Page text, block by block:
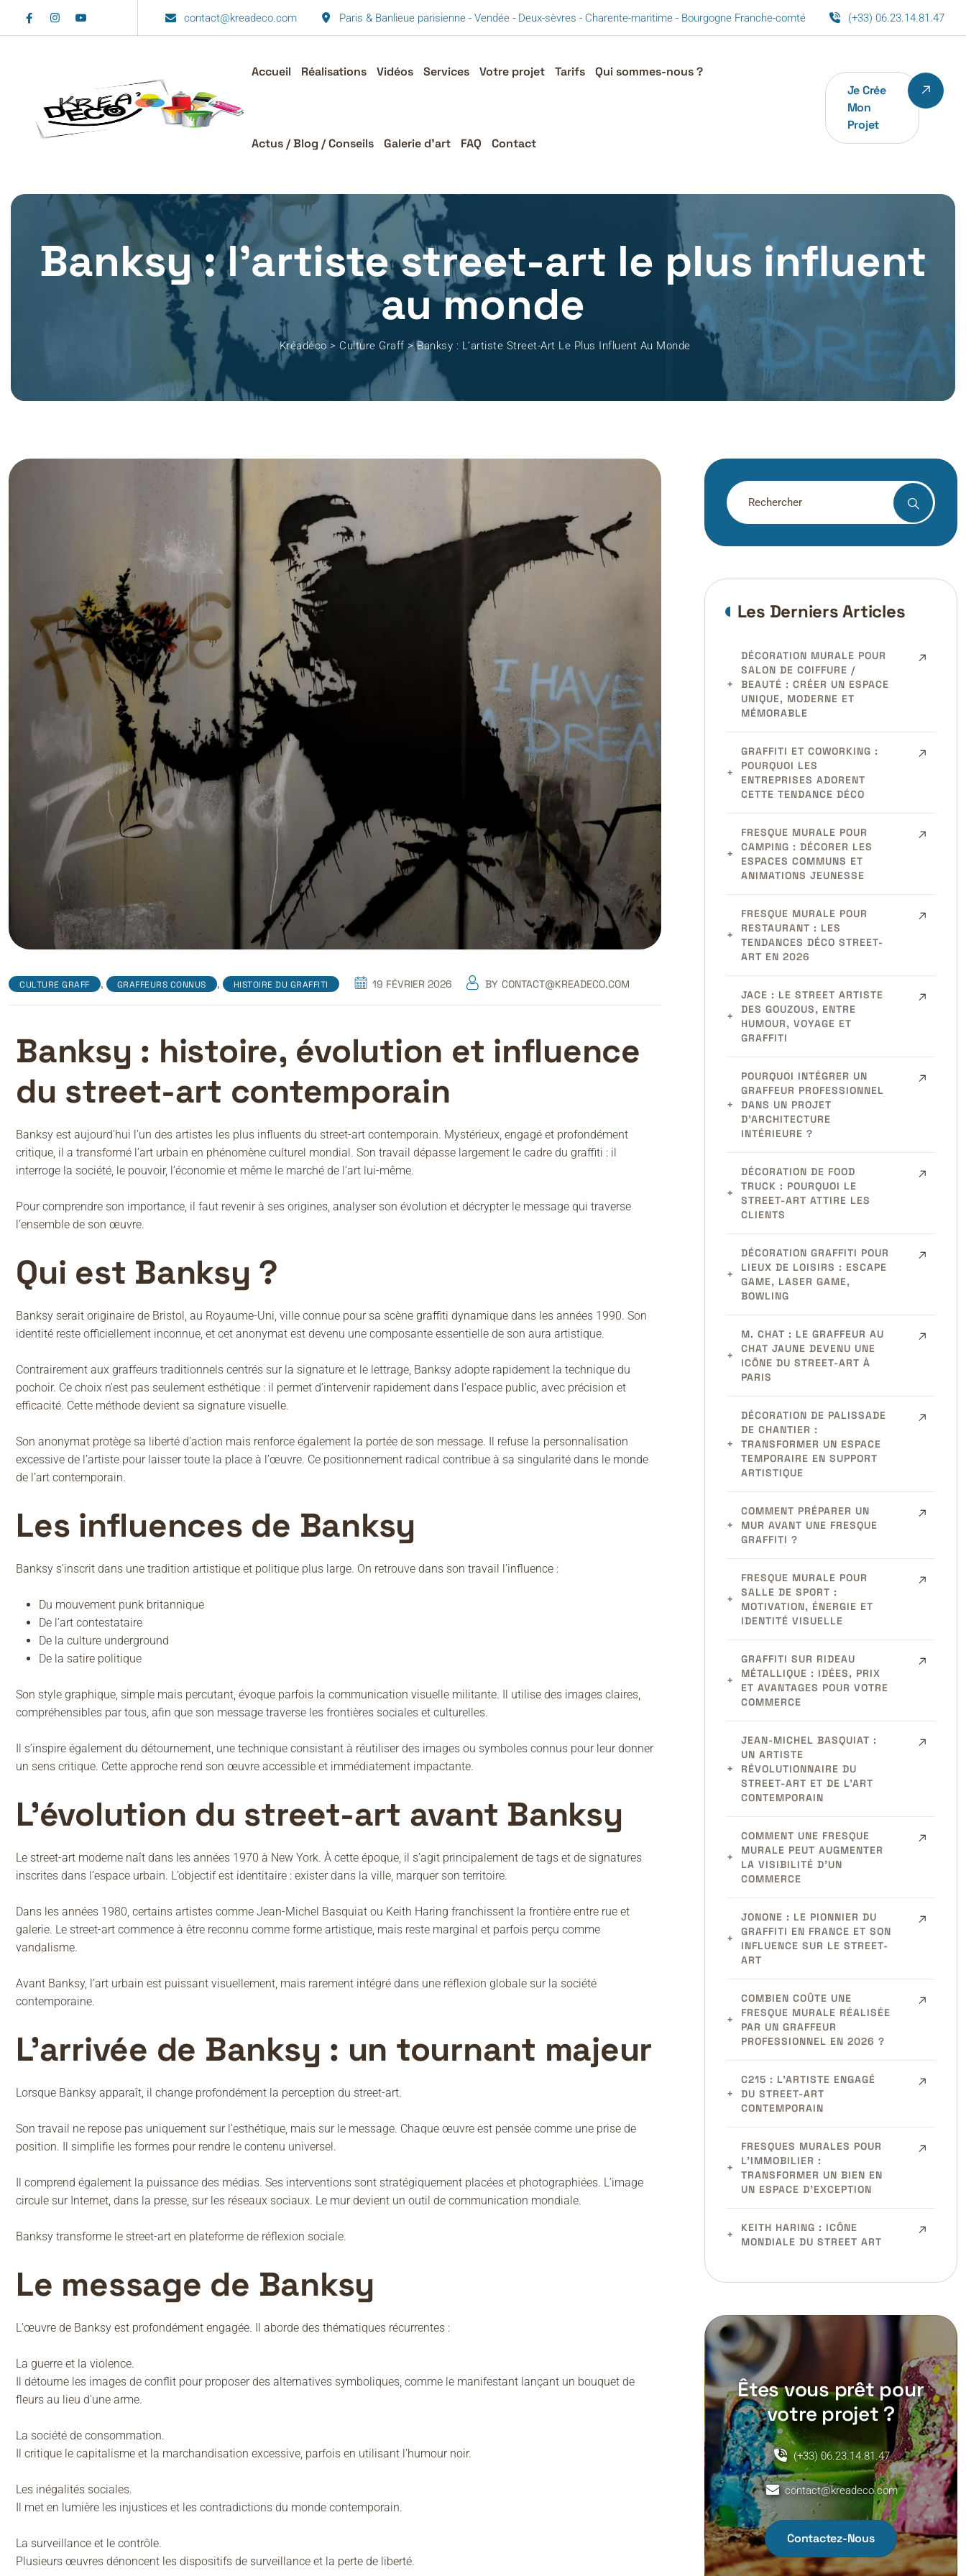
contact@kreadeco.com Paris & Banlieue parisienne - Vendée - Deux-sèvres - Charente-maritime - Bourgogne Franche-comté (+33) 06.23.14.81.47
Accueil Réalisations Vidéos Services Votre projet Tarifs Qui sommes-nous ?
Actus / Blog / Conseils Galerie d’art FAQ Contact
Je Crée
Mon
Projet
Banksy : l’artiste street-art le plus influent
au monde
Kréadéco > Culture Graff >Banksy : L’artiste Street-Art Le Plus Influent Au Monde
CULTURE GRAFF , GRAFFEURS CONNUS , HISTOIRE DU GRAFFITI 19 FÉVRIER 2026 BY CONTACT@KREADECO.COM
Banksy : histoire, évolution et influence
du street-art contemporain
Banksy est aujourd’hui l’un des artistes les plus influents du street-art contemporain. Mystérieux, engagé et profondément
critique, il a transformé l’art urbain en phénomène culturel mondial. Son travail dépasse largement le cadre du graffiti : il
interroge la société, le pouvoir, l’économie et même le marché de l’art lui-même.
Pour comprendre son importance, il faut revenir à ses origines, analyser son évolution et décrypter le message qui traverse
l’ensemble de son œuvre.
Qui est Banksy ?
Banksy serait originaire de Bristol, au Royaume-Uni, ville connue pour sa scène graffiti dynamique dans les années 1990. Son
identité reste officiellement inconnue, et cet anonymat est devenu une composante essentielle de son aura artistique.
Contrairement aux graffeurs traditionnels centrés sur la signature et le lettrage, Banksy adopte rapidement la technique du
pochoir. Ce choix n’est pas seulement esthétique : il permet d’intervenir rapidement dans l’espace public, avec précision et
efficacité. Cette méthode devient sa signature visuelle.
Son anonymat protège sa liberté d’action mais renforce également la portée de son message. Il refuse la personnalisation
excessive de l’artiste pour laisser toute la place à l’œuvre. Ce positionnement radical contribue à sa singularité dans le monde
de l’art contemporain.
Les influences de Banksy
Banksy s’inscrit dans une tradition artistique et politique plus large. On retrouve dans son travail l’influence :
Du mouvement punk britannique
De l’art contestataire
De la culture underground
De la satire politique
Son style graphique, simple mais percutant, évoque parfois la communication visuelle militante. Il utilise des images claires,
compréhensibles par tous, afin que son message traverse les frontières sociales et culturelles.
Il s’inspire également du détournement, une technique consistant à réutiliser des images ou symboles connus pour leur donner
un sens critique. Cette approche rend son œuvre accessible et immédiatement impactante.
L’évolution du street-art avant Banksy
Le street-art moderne naît dans les années 1970 à New York. À cette époque, il s’agit principalement de tags et de signatures
inscrites dans l’espace urbain. L’objectif est identitaire : exister dans la ville, marquer son territoire.
Dans les années 1980, certains artistes comme Jean-Michel Basquiat ou Keith Haring franchissent la frontière entre rue et
galerie. Le street-art commence à être reconnu comme forme artistique, mais reste marginal et parfois perçu comme
vandalisme.
Avant Banksy, l’art urbain est puissant visuellement, mais rarement intégré dans une réflexion globale sur la société
contemporaine.
L’arrivée de Banksy : un tournant majeur
Lorsque Banksy apparaît, il change profondément la perception du street-art.
Son travail ne repose pas uniquement sur l’esthétique, mais sur le message. Chaque œuvre est pensée comme une prise de
position. Il simplifie les formes pour rendre le contenu universel.
Il comprend également la puissance des médias. Ses interventions sont stratégiquement placées et photographiées. L’image
circule sur Internet, dans la presse, sur les réseaux sociaux. Le mur devient un outil de communication mondiale.
Banksy transforme le street-art en plateforme de réflexion sociale.
Le message de Banksy
L’œuvre de Banksy est profondément engagée. Il aborde des thématiques récurrentes :
La guerre et la violence.
Il détourne les images de conflit pour proposer des alternatives symboliques, comme le manifestant lançant un bouquet de
fleurs au lieu d’une arme.
La société de consommation.
Il critique le capitalisme et la marchandisation excessive, parfois en utilisant l’humour noir.
Les inégalités sociales.
Il met en lumière les injustices et les contradictions du monde contemporain.
La surveillance et le contrôle.
Plusieurs œuvres dénoncent les dispositifs de surveillance et la perte de liberté.
Les Derniers Articles
DÉCORATION MURALE POUR
SALON DE COIFFURE /
BEAUTÉ : CRÉER UN ESPACE
UNIQUE, MODERNE ET
MÉMORABLE
GRAFFITI ET COWORKING :
POURQUOI LES
ENTREPRISES ADORENT
CETTE TENDANCE DÉCO
FRESQUE MURALE POUR
CAMPING : DÉCORER LES
ESPACES COMMUNS ET
ANIMATIONS JEUNESSE
FRESQUE MURALE POUR
RESTAURANT : LES
TENDANCES DÉCO STREET-
ART EN 2026
JACE : LE STREET ARTISTE
DES GOUZOUS, ENTRE
HUMOUR, VOYAGE ET
GRAFFITI
POURQUOI INTÉGRER UN
GRAFFEUR PROFESSIONNEL
DANS UN PROJET
D’ARCHITECTURE
INTÉRIEURE ?
DÉCORATION DE FOOD
TRUCK : POURQUOI LE
STREET-ART ATTIRE LES
CLIENTS
DÉCORATION GRAFFITI POUR
LIEUX DE LOISIRS : ESCAPE
GAME, LASER GAME,
BOWLING
M. CHAT : LE GRAFFEUR AU
CHAT JAUNE DEVENU UNE
ICÔNE DU STREET-ART À
PARIS
DÉCORATION DE PALISSADE
DE CHANTIER :
TRANSFORMER UN ESPACE
TEMPORAIRE EN SUPPORT
ARTISTIQUE
COMMENT PRÉPARER UN
MUR AVANT UNE FRESQUE
GRAFFITI ?
FRESQUE MURALE POUR
SALLE DE SPORT :
MOTIVATION, ÉNERGIE ET
IDENTITÉ VISUELLE
GRAFFITI SUR RIDEAU
MÉTALLIQUE : IDÉES, PRIX
ET AVANTAGES POUR VOTRE
COMMERCE
JEAN-MICHEL BASQUIAT :
UN ARTISTE
RÉVOLUTIONNAIRE DU
STREET-ART ET DE L’ART
CONTEMPORAIN
COMMENT UNE FRESQUE
MURALE PEUT AUGMENTER
LA VISIBILITÉ D’UN
COMMERCE
JONONE : LE PIONNIER DU
GRAFFITI EN FRANCE ET SON
INFLUENCE SUR LE STREET-
ART
COMBIEN COÛTE UNE
FRESQUE MURALE RÉALISÉE
PAR UN GRAFFEUR
PROFESSIONNEL EN 2026 ?
C215 : L’ARTISTE ENGAGÉ
DU STREET-ART
CONTEMPORAIN
FRESQUES MURALES POUR
L’IMMOBILIER :
TRANSFORMER UN BIEN EN
UN ESPACE D’EXCEPTION
KEITH HARING : ICÔNE
MONDIALE DU STREET ART
Êtes vous prêt pour
votre projet ?
(+33) 06.23.14.81.47
contact@kreadeco.com
Contactez-Nous